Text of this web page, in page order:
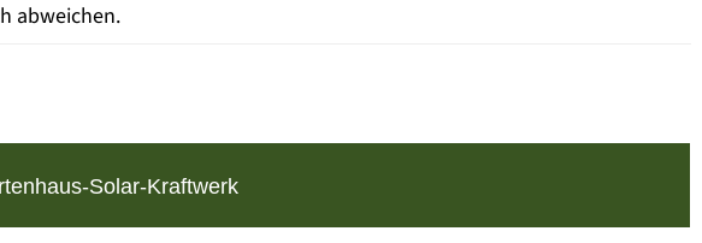
abweichen.
Solar-Kraftwerk